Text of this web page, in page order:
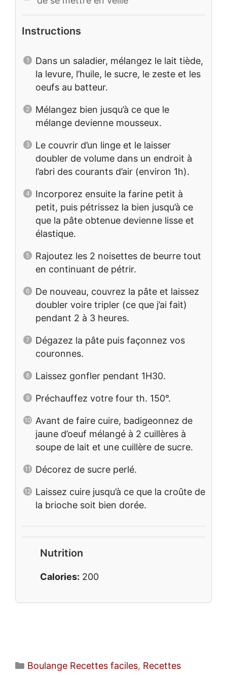
Instructions
Dans un saladier, mélangez le lait tiède,
la levure, l’huile, le sucre, le zeste et les
oeufs au batteur.
Mélangez bien jusqu’à ce que le
mélange devienne mousseux.
Le couvrir d’un linge et le laisser
doubler de volume dans un endroit à
l’abri des courants d’air (environ 1h).
Incorporez ensuite la farine petit à
petit, puis pétrissez la bien jusqu’à ce
que la pâte obtenue devienne lisse et
élastique.
Rajoutez les 2 noisettes de beurre tout
en continuant de pétrir.
De nouveau, couvrez la pâte et laissez
doubler voire tripler (ce que j’ai fait)
pendant 2 à 3 heures.
Dégazez la pâte puis façonnez vos
couronnes.
Laissez gonfler pendant 1H30.
Préchauffez votre four th. 150°.
Avant de faire cuire, badigeonnez de
jaune d’oeuf mélangé à 2 cuillères à
soupe de lait et une cuillère de sucre.
Décorez de sucre perlé.
Laissez cuire jusqu’à ce que la croûte de
la brioche soit bien dorée.
Nutrition
Calories: 200
Catégories
Boulange Recettes faciles, Recettes